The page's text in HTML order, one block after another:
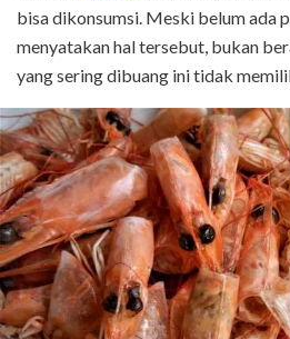
bisa dikonsumsi. Meski belum ada
menyatakan hal tersebut, bukan
yang sering dibuang ini tidak